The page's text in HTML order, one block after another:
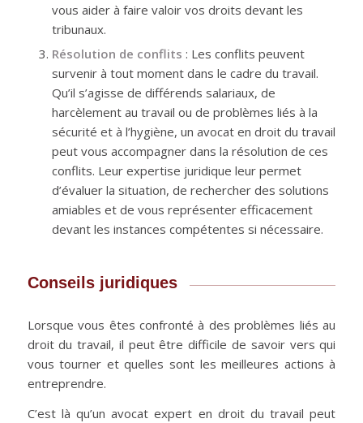
vous aider à faire valoir vos droits devant les
tribunaux.
Résolution de conflits : Les conflits peuvent
survenir à tout moment dans le cadre du travail.
Qu’il s’agisse de différends salariaux, de
harcèlement au travail ou de problèmes liés à la
sécurité et à l’hygiène, un avocat en droit du travail
peut vous accompagner dans la résolution de ces
conflits. Leur expertise juridique leur permet
d’évaluer la situation, de rechercher des solutions
amiables et de vous représenter efficacement
devant les instances compétentes si nécessaire.
Conseils juridiques
Lorsque vous êtes confronté à des problèmes liés au
droit du travail, il peut être difficile de savoir vers qui
vous tourner et quelles sont les meilleures actions à
entreprendre.
C’est là qu’un avocat expert en droit du travail peut